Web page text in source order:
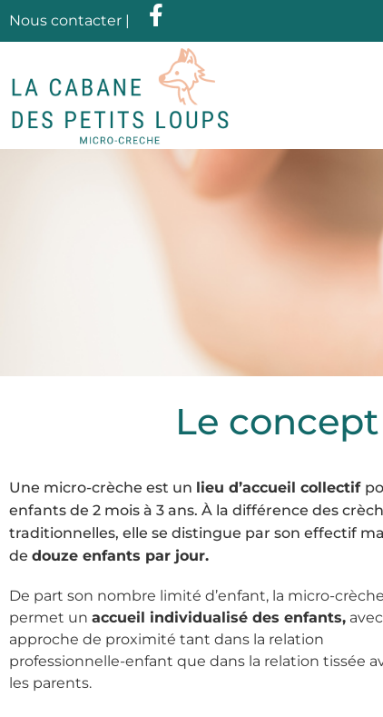
Nous contacter |
Le
Une micro-crèche est un lieu d’accueil collectif
enfants de 2 mois à 3 ans. À la différence des
traditionnelles, elle se distingue par son effectif
de douze enfants par jour.
De part son nombre limité d’enfant, la micro-crèche
permet un accueil individualisé des enfants,
approche de proximité tant dans la relation
professionnelle-enfant que dans la relation tissée
les parents.